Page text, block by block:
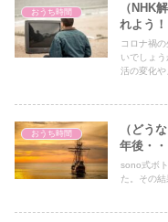
おうち時間
（NHK
れよう！
コロナ禍
いでしょ
活の変化や
おうち時間
（どう
年後・・
sono式ボ
た。その結